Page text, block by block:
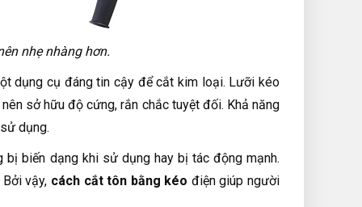
nhẹ nhàng hơn.
dụng cụ đáng tin cậy để cắt kim loại. Lưỡi kéo
sở hữu độ cứng, rắn chắc tuyệt đối. Khả năng
dụng.
biến dạng khi sử dụng hay bị tác động mạnh.
vậy, cách cắt tôn bằng kéo điện giúp người